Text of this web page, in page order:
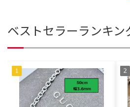
ベストセラーランキン